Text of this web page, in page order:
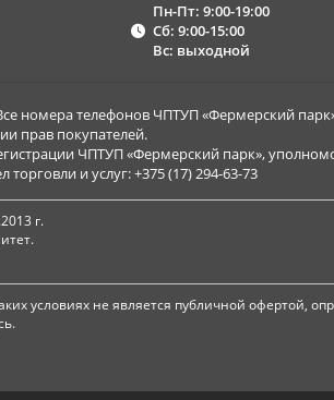
Пн-Пт: 9:00-19:00
Сб: 9:00-15:00
Вс: выходной
номера телефонов ЧПТУП «Фермерский
прав покупателей.
ЧПТУП «Фермерский парк»,
и услуг: +375 (17) 294-63-73
г.
условиях не является публичной офертой,